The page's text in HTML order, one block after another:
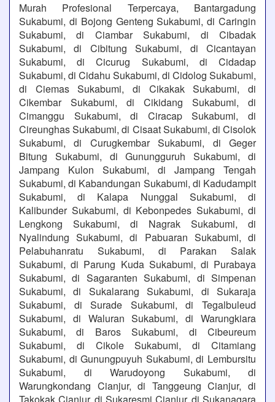
Murah Profesional Terpercaya, Bantargadung
Sukabumi, di Bojong Genteng Sukabumi, di Caringin
Sukabumi, di Ciambar Sukabumi, di Cibadak
Sukabumi, di Cibitung Sukabumi, di Cicantayan
Sukabumi, di Cicurug Sukabumi, di Cidadap
Sukabumi, di Cidahu Sukabumi, di Cidolog Sukabumi,
di Ciemas Sukabumi, di Cikakak Sukabumi, di
Cikembar Sukabumi, di Cikidang Sukabumi, di
Cimanggu Sukabumi, di Ciracap Sukabumi, di
Cireunghas Sukabumi, di Cisaat Sukabumi, di Cisolok
Sukabumi, di Curugkembar Sukabumi, di Geger
Bitung Sukabumi, di Gunungguruh Sukabumi, di
Jampang Kulon Sukabumi, di Jampang Tengah
Sukabumi, di Kabandungan Sukabumi, di Kadudampit
Sukabumi, di Kalapa Nunggal Sukabumi, di
Kalibunder Sukabumi, di Kebonpedes Sukabumi, di
Lengkong Sukabumi, di Nagrak Sukabumi, di
Nyalindung Sukabumi, di Pabuaran Sukabumi, di
Pelabuhanratu Sukabumi, di Parakan Salak
Sukabumi, di Parung Kuda Sukabumi, di Purabaya
Sukabumi, di Sagaranten Sukabumi, di Simpenan
Sukabumi, di Sukalarang Sukabumi, di Sukaraja
Sukabumi, di Surade Sukabumi, di Tegalbuleud
Sukabumi, di Waluran Sukabumi, di Warungkiara
Sukabumi, di Baros Sukabumi, di Cibeureum
Sukabumi, di Cikole Sukabumi, di Citamiang
Sukabumi, di Gunungpuyuh Sukabumi, di Lembursitu
Sukabumi, di Warudoyong Sukabumi, di
Warungkondang Cianjur, di Tanggeung Cianjur, di